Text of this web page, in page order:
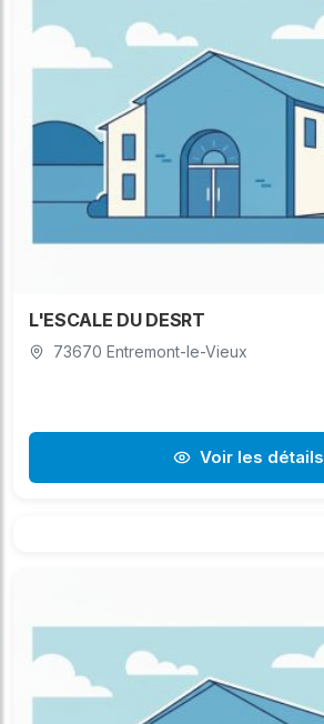
L'ESCALE DU DESRT
73670 Entremont-le-Vieux
Voir les détails